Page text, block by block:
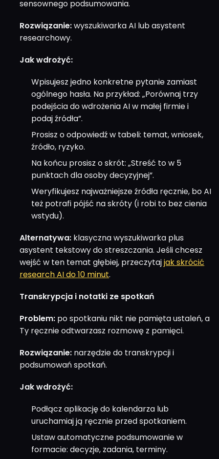
sensownego podsumowania.
Rozwiązanie:wyszukiwarka AI lub asystent
researchowy.
Jak wdrożyć:
Wpisujesz jedno konkretne pytanie zamiast
ogólnego hasła. Na przykład: „Porównaj trzy
podejścia do wdrożenia AI w małej firmie i
podaj źródła”.
Prosisz o odpowiedź w tabeli: temat, wniosek,
źródło, ryzyko.
Na końcu prosisz o skrót: „Streść to w 5
punktach dla osoby decyzyjnej”.
Weryfikujesz najważniejsze źródła ręcznie, bo AI
też potrafi pójść na skróty (i robi to bez cienia
wstydu).
Alternatywa: klasyczna wyszukiwarka plus
asystent tekstowy do streszczania. Jeśli chcesz
wejść w ten temat głębiej, przeczytajjak skrócić
research AI do 10 minut.
Transkrypcja i notatki ze spotkań
Problem: po spotkaniu nikt nie pamięta ustaleń, a
Ty ręcznie odtwarzasz rozmowę z pamięci.
Rozwiązanie: narzędzie do transkrypcji i
podsumowań spotkań.
Jak wdrożyć:
Podłącz aplikację do kalendarza lub
uruchamiaj ją ręcznie przed spotkaniem.
Ustaw automatyczne podsumowanie w
formacie: decyzje, zadania, terminy.